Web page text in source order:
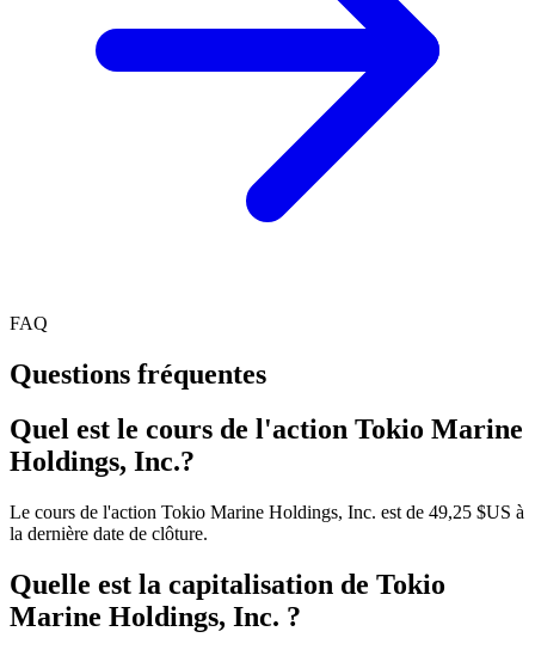
FAQ
Questions fréquentes
Quel est le cours de l'action Tokio Marine
Holdings, Inc.?
Le cours de l'action Tokio Marine Holdings, Inc. est de 49,25 $US à
la dernière date de clôture.
Quelle est la capitalisation de Tokio
Marine Holdings, Inc. ?